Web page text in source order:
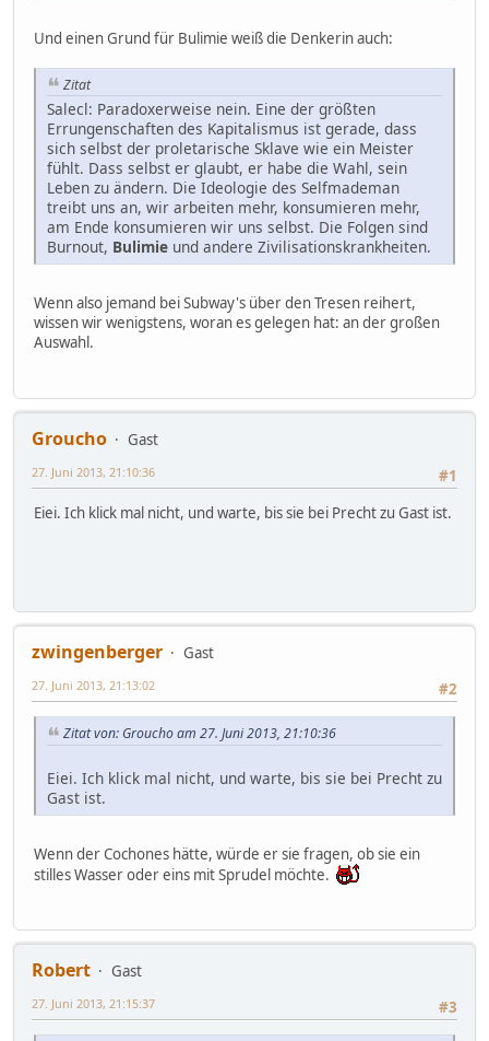
Und einen Grund für Bulimie weiß die Denkerin auch:
Zitat
Salecl: Paradoxerweise nein. Eine der größten
Errungenschaften des Kapitalismus ist gerade, dass
sich selbst der proletarische Sklave wie ein Meister
fühlt. Dass selbst er glaubt, er habe die Wahl, sein
Leben zu ändern. Die Ideologie des Selfmademan
treibt uns an, wir arbeiten mehr, konsumieren mehr,
am Ende konsumieren wir uns selbst. Die Folgen sind
Burnout, Bulimie und andere Zivilisationskrankheiten.
Wenn also jemand bei Subway's über den Tresen reihert,
wissen wir wenigstens, woran es gelegen hat: an der großen
Auswahl.
Groucho
Gast
#1
27. Juni 2013, 21:10:36
Eiei. Ich klick mal nicht, und warte, bis sie bei Precht zu Gast ist.
zwingenberger
Gast
#2
27. Juni 2013, 21:13:02
Zitat von: Groucho am 27. Juni 2013, 21:10:36
Eiei. Ich klick mal nicht, und warte, bis sie bei Precht zu
Gast ist.
Wenn der Cochones hätte, würde er sie fragen, ob sie ein
stilles Wasser oder eins mit Sprudel möchte.
Robert
Gast
#3
27. Juni 2013, 21:15:37